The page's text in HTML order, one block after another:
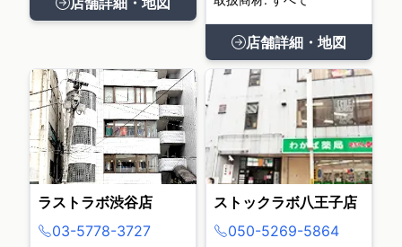
店舗詳細・地図
ラストラボ渋谷店
03-5778-3727
ストックラボ八王子店
050-5269-5864